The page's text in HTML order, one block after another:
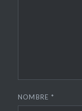
NOMBRE *